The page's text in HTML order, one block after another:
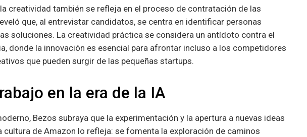
creatividad también se refleja en el proceso de contratación de las
que, al entrevistar candidatos, se centra en identificar personas
soluciones. La creatividad práctica se considera un antídoto contra el
donde la innovación es esencial para afrontar incluso a los competidores
que pueden surgir de las pequeñas startups.
en la era de la IA
Bezos subraya que la experimentación y la apertura a nuevas ideas
cultura de Amazon lo refleja: se fomenta la exploración de caminos